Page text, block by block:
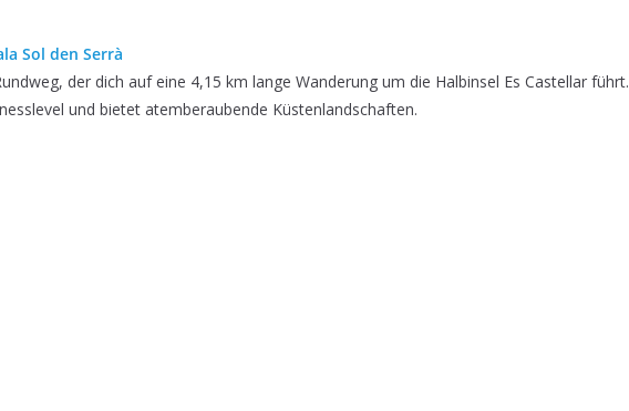
Sol den Serrà
der dich auf eine 4,15 km lange Wanderung um die Halbinsel Es Castellar führt.
und bietet atemberaubende Küstenlandschaften.